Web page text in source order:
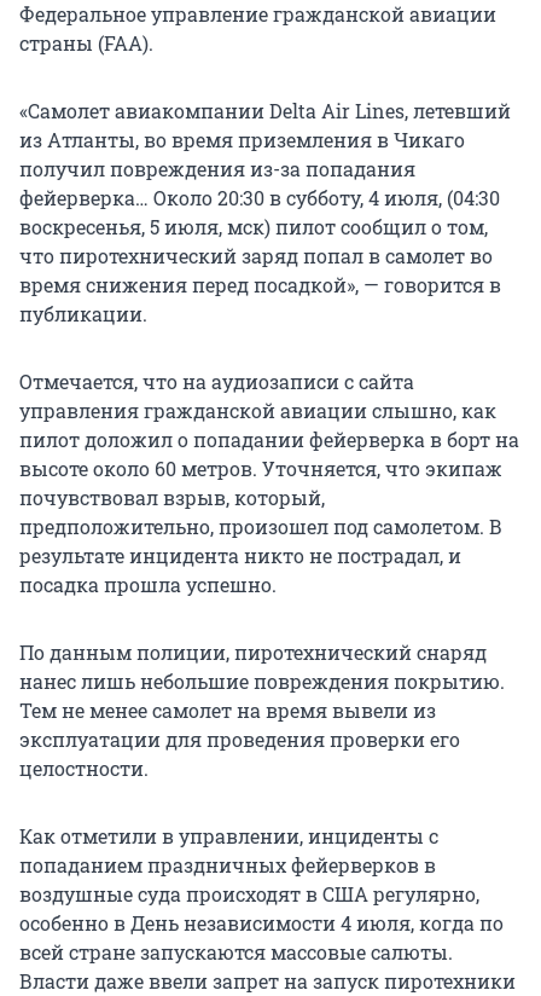
Федеральное управление гражданской авиации
страны (FAA).
«Самолет авиакомпании Delta Air Lines, летевший
из Атланты, во время приземления в Чикаго
получил повреждения из-за попадания
фейерверка… Около 20:30 в субботу, 4 июля, (04:30
воскресенья, 5 июля, мск) пилот сообщил о том,
что пиротехнический заряд попал в самолет во
время снижения перед посадкой», — говорится в
публикации.
Отмечается, что на аудиозаписи с сайта
управления гражданской авиации слышно, как
пилот доложил о попадании фейерверка в борт на
высоте около 60 метров. Уточняется, что экипаж
почувствовал взрыв, который,
предположительно, произошел под самолетом. В
результате инцидента никто не пострадал, и
посадка прошла успешно.
По данным полиции, пиротехнический снаряд
нанес лишь небольшие повреждения покрытию.
Тем не менее самолет на время вывели из
эксплуатации для проведения проверки его
целостности.
Как отметили в управлении, инциденты с
попаданием праздничных фейерверков в
воздушные суда происходят в США регулярно,
особенно в День независимости 4 июля, когда по
всей стране запускаются массовые салюты.
Власти даже ввели запрет на запуск пиротехники